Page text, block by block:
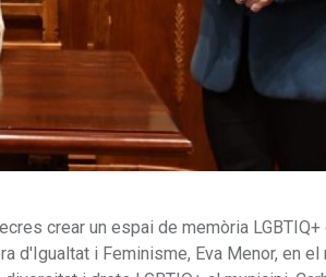
crear un espai de memòria
d'Igualtat i Feminisme, Eva Menor, en el